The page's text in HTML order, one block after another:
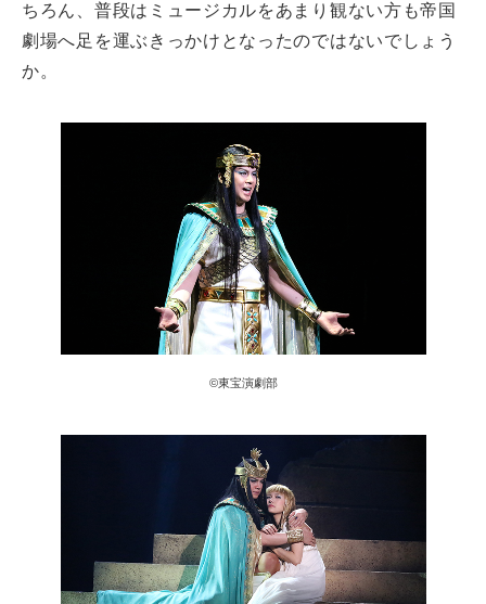
ちろん、普段はミュージカルをあまり観ない方も帝国
劇場へ足を運ぶきっかけとなったのではないでしょう
か。
©東宝演劇部